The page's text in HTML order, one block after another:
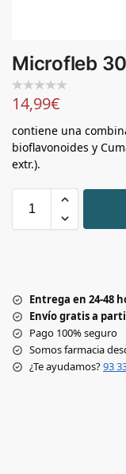
Microfleb
14,99€
contiene una
bioflavonoides y
extr.).
+
-
Entrega en 24-48
Envío gratis a
Pago 100% seguro
Somos farmacia
¿Te ayudamos?93